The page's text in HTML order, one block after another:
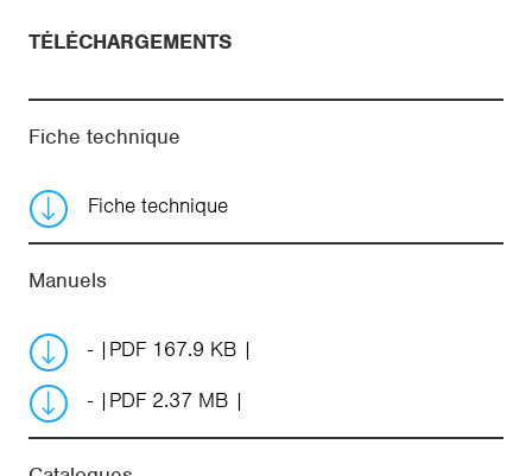
TÉLÉCHARGEMENTS
Fiche technique
Fiche technique
Manuels
-
PDF 167.9 KB
-
PDF 2.37 MB